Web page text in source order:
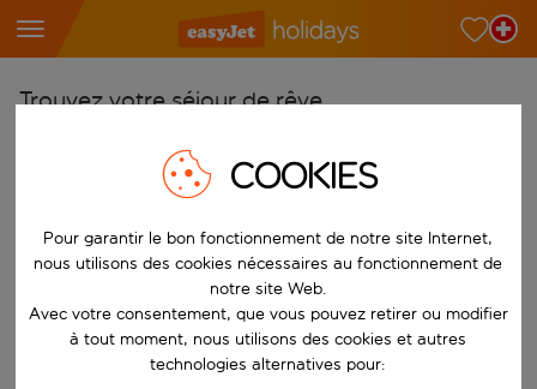
Trouvez votre séjour de rêve
Commencez à taper pour la saisie automatique. Lorsque les
Choisissez votre aéroport
Commencez à taper pour la saisie automatique. Lorsque les
Choisissez votre destination
Vers
Choisissez vos dates
Quand
COOKIES
Pour garantir le bon fonctionnement de notre site Internet,
nous utilisons des cookies nécessaires au fonctionnement de
notre site Web.
Avec votre consentement, que vous pouvez retirer ou modifier
à tout moment, nous utilisons des cookies et autres
technologies alternatives pour: